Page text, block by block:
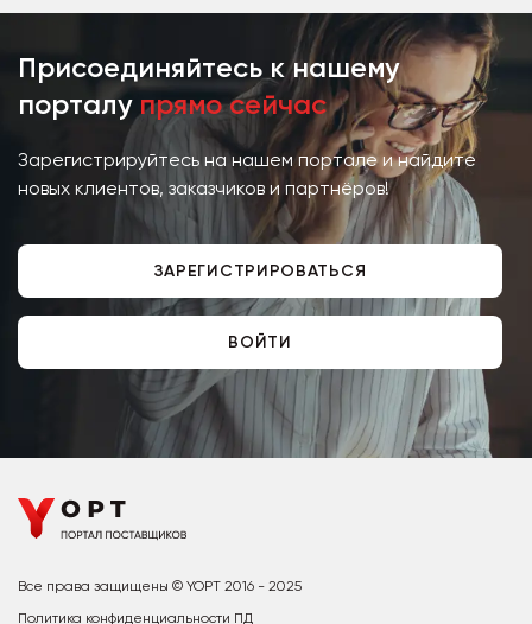
Присоединяйтесь к нашему
порталу прямо сейчас
Зарегистрируйтесь на нашем портале и найдите
новых клиентов, заказчиков и партнёров!
ЗАРЕГИСТРИРОВАТЬСЯ
ВОЙТИ
Все права защищены © YOPT 2016 - 2025
Политика конфиденциальности ПД